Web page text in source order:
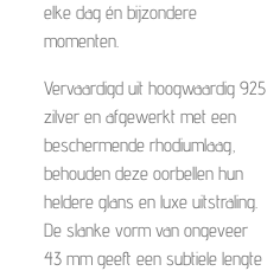
elke dag én bijzondere
momenten.
Vervaardigd uit hoogwaardig 925
zilver en afgewerkt met een
beschermende rhodiumlaag,
behouden deze oorbellen hun
heldere glans en luxe uitstraling.
De slanke vorm van ongeveer
43 mm geeft een subtiele lengte